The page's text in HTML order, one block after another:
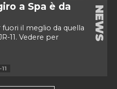
a Spa è da
il meglio da quella
11. Vedere per
NEWS